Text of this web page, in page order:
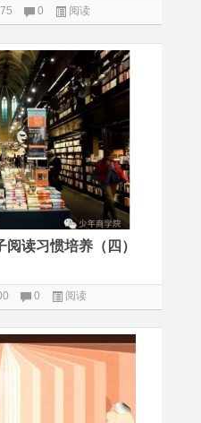
0 阅读
读习惯培养（四）
0 阅读